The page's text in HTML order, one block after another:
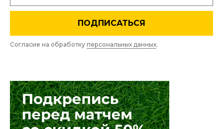
ПОДПИСАТЬСЯ
Согласие на обработку персональных данных.